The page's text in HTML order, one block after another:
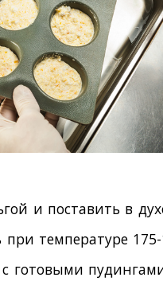
и поставить в
температуре
готовыми